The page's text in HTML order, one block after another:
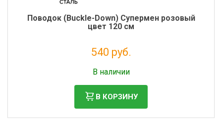
Поводок (Buckle-Down) Супермен розовый
цвет 120 см
540 руб.
В наличии
В КОРЗИНУ